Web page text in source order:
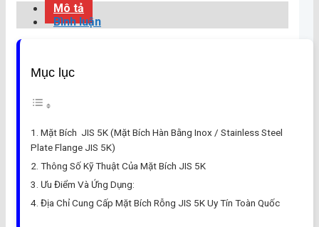
Mô tả
Bình luận
Mục lục
Mặt Bích JIS 5K (Mặt Bích Hàn Bằng Inox / Stainless Steel
Plate Flange JIS 5K)
Thông Số Kỹ Thuật Của Mặt Bích JIS 5K
Ưu Điểm Và Ứng Dụng:
Địa Chỉ Cung Cấp Mặt Bích Rỗng JIS 5K Uy Tín Toàn Quốc